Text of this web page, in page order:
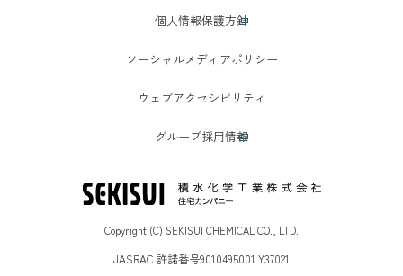
個人情報保護方針
ソーシャルメディアポリシー
ウェブアクセシビリティ
グループ採用情報
Copyright (C) SEKISUI CHEMICAL CO., LTD.
JASRAC 許諾番号9010495001 Y37021